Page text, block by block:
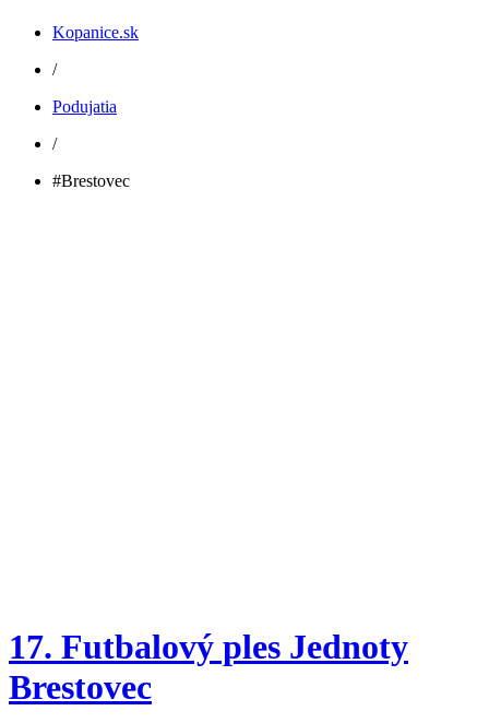
Kopanice.sk
/
Podujatia
/
#Brestovec
17. Futbalový ples Jednoty
Brestovec